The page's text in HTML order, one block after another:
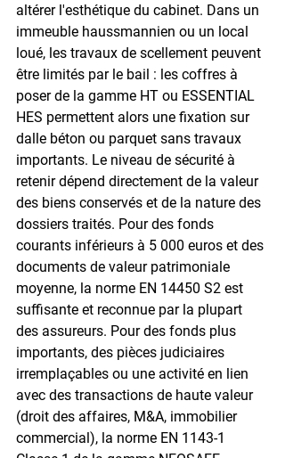
altérer l'esthétique du cabinet. Dans un
immeuble haussmannien ou un local
loué, les travaux de scellement peuvent
être limités par le bail : les coffres à
poser de la gamme HT ou ESSENTIAL
HES permettent alors une fixation sur
dalle béton ou parquet sans travaux
importants. Le niveau de sécurité à
retenir dépend directement de la valeur
des biens conservés et de la nature des
dossiers traités. Pour des fonds
courants inférieurs à 5 000 euros et des
documents de valeur patrimoniale
moyenne, la norme EN 14450 S2 est
suffisante et reconnue par la plupart
des assureurs. Pour des fonds plus
importants, des pièces judiciaires
irremplaçables ou une activité en lien
avec des transactions de haute valeur
(droit des affaires, M&A, immobilier
commercial), la norme EN 1143-1